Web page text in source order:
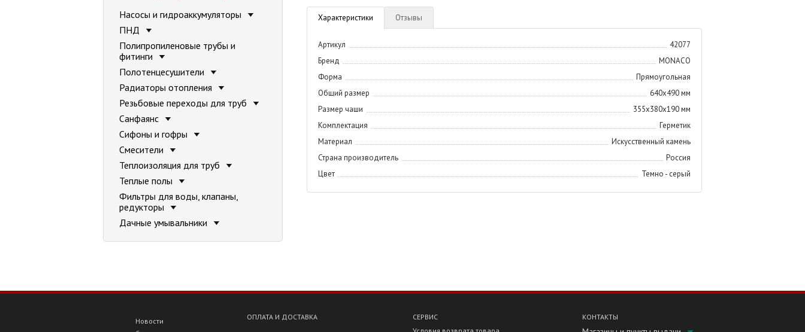
Характеристики Отзывы
Артикул
42077
Бренд
MONACO
Форма
Прямоугольная
Общий размер
640х490 мм
Размер чаши
355х380х190 мм
Комплектация
Герметик
Материал
Искусственный камень
Страна производитель
Россия
Цвет
Темно - серый
Насосы и гидроаккумуляторы
ПНД
Полипропиленовые трубы и
фитинги
Полотенцесушители
Радиаторы отопления
Резьбовые переходы для труб
Санфаянс
Сифоны и гофры
Смесители
Теплоизоляция для труб
Теплые полы
Фильтры для воды, клапаны,
редукторы
Дачные умывальники
КОНТАКТЫ
Новости
ОПЛАТА И ДОСТАВКА
СЕРВИС